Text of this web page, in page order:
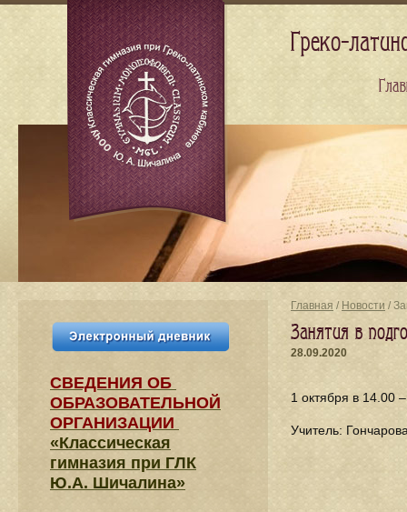
Главная / Новости /
Занятия в
28.09.2020
1 октября в 14.00
Учитель:
СВЕДЕНИЯ​ ОБ
ОБРАЗОВАТЕЛЬНОЙ
ОРГАНИЗАЦИИ
«Классическая
гимназия при ГЛК
Ю.А. Шичалина»
Греко-